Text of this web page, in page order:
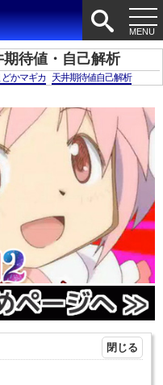
待値・自己解析
どかマギカ 天井期待値自己解析